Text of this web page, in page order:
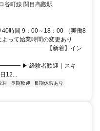
谷町線 関目高殿駅
時間 9：00～18：00 （実働8
って始業時間の変更あり
【新着】イン
経験者歓迎｜スキ
12...
迎 長期歓迎
長期休暇あり